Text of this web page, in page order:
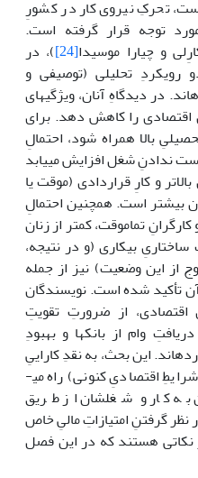
تحرکِ نیروی کار در کشورِ
مورد توجه قرار گرفته است.
و چیارا موسیدا[24]
)، در
رویکردِ تحلیلی (توصیفی و
در دیدگاهِ آنان، ویژگی­های
اقتصادی را کاهش دهد. برای
بالا همراه شود، احتمالِ
ندادنِ شغل افزایش می­یابد
و کارِ قراردادی (موقت یا
بیشتر است. همچنین احتمالِ
تمام­وقت، کمتر از زنان
بیکاری (و در نتیجه،
از این وضعیت) نیز از جمله
تأکید شده است. نویسندگان
از ضرورتِ تقویتِ
وام از بانک­ها و بهبودِ
این بحث، به نقدِ کاراییِ
اقتصادیِ کنونی) راه می­
به کار و شغل­شان از طریق
نظر گرفتنِ امتیازاتِ مالیِ خاص
نکاتی هستند که در این فصل